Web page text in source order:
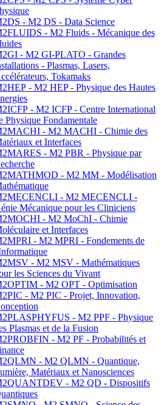
- M2 DS - Data Science
- M2 Fluids - Mécanique des
- M2 GI-PLATO - Grandes
- Plasmas, Lasers,
Tokamaks
- M2 HEP - Physique des Hautes
- M2 ICFP - Centre International
Physique Fondamentale
- M2 MACHI - Chimie des
et Interfaces
- M2 PBR - Physique par
- M2 MM - Modélisation
- M2 MECENCLI -
Mécanique pour les Cliniciens
- M2 MoChI - Chimie
et Interfaces
- M2 MPRI - Fondements de
- M2 MSV - Mathématiques
les Sciences du Vivant
- M2 OPT - Optimisation
- M2 PIC - Projet, Innovation,
- M2 PPF - Physique
Plasmas et de la Fusion
- M2 PF - Probabilités et
- M2 QLMN - Quantique,
Matériaux et Nanosciences
- M2 QD - Dispositifs